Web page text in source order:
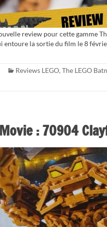
review pour cette gamme
la sortie du film le 8
Reviews LEGO, The LEGO
: 70904